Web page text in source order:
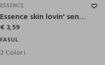
ESSENCE
Essence skin lovin' sensitive correttore viso 20
€ 3,59
FASUL
2 Colori